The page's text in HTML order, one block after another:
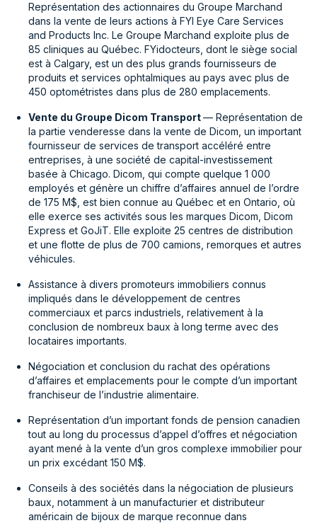
Représentation des actionnaires du Groupe Marchand
dans la vente de leurs actions à FYI Eye Care Services
and Products Inc. Le Groupe Marchand exploite plus de
85 cliniques au Québec. FYidocteurs, dont le siège social
est à Calgary, est un des plus grands fournisseurs de
produits et services ophtalmiques au pays avec plus de
450 optométristes dans plus de 280 emplacements.
Vente du Groupe Dicom Transport— Représentation de
la partie venderesse dans la vente de Dicom, un important
fournisseur de services de transport accéléré entre
entreprises, à une société de capital-investissement
basée à Chicago. Dicom, qui compte quelque 1 000
employés et génère un chiffre d’affaires annuel de l’ordre
de 175 M$, est bien connue au Québec et en Ontario, où
elle exerce ses activités sous les marques Dicom, Dicom
Express et GoJiT. Elle exploite 25 centres de distribution
et une flotte de plus de 700 camions, remorques et autres
véhicules.
Assistance à divers promoteurs immobiliers connus
impliqués dans le développement de centres
commerciaux et parcs industriels, relativement à la
conclusion de nombreux baux à long terme avec des
locataires importants.
Négociation et conclusion du rachat des opérations
d’affaires et emplacements pour le compte d’un important
franchiseur de l’industrie alimentaire.
Représentation d’un important fonds de pension canadien
tout au long du processus d’appel d’offres et négociation
ayant mené à la vente d’un gros complexe immobilier pour
un prix excédant 150 M$.
Conseils à des sociétés dans la négociation de plusieurs
baux, notamment à un manufacturier et distributeur
américain de bijoux de marque reconnue dans